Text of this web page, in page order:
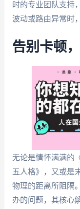
时的专业团队支持
波动或路由异常时
告别卡顿
无论是情怀满满的
五人格》，又或是
物理的距离所阻隔
办的问题，其核心